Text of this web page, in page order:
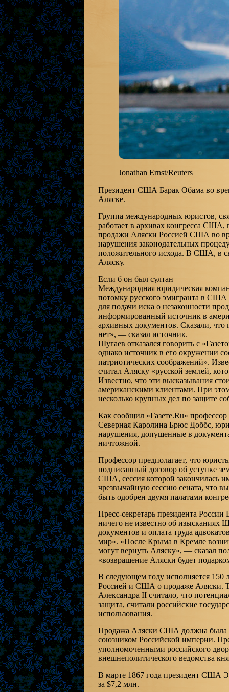
Jonathan Ernst/Reuters
Президент США Барак Обама во
Аляске.
Группа международных юристов,
работает в архивах конгресса
продажи Аляски Россией США во
нарушения законодательных
положительного исхода. В США, в
Аляску.
Если б он был султан
Международная юридическая
потомку русского эмигранта в США
для подачи иска о незаконности
информированный источник в
архивных документов. Сказали, что
нет», — сказал источник.
Шугаев отказался говорить с
однако источник в его окружении
патриотических соображений».
считал Аляску «русской землей,
Известно, что эти высказывания
американскими клиентами. При
несколько крупных дел по защите
Как сообщил «Газете.Ru»
Северная Каролина Брюс Доббс,
нарушения, допущенные в
ничтожной.
Профессор предполагает, что
подписанный договор об уступке
США, сессия которой закончилась
чрезвычайную сессию сената, что
быть одобрен двумя палатами
Пресс-секретарь президента
ничего не известно об изысканиях
документов и оплата труда
мир». «После Крыма в Кремле
могут вернуть Аляску», — сказал
«возвращение Аляски будет
В следующем году исполняется 150
Россией и США о продаже Аляски.
Александра II считало, что
защита, считали российские
использования.
Продажа Аляски США должна была
союзником Российской империи.
уполномоченными российского
внешнеполитического ведомства
В марте 1867 года президент США
за $7,2 млн.